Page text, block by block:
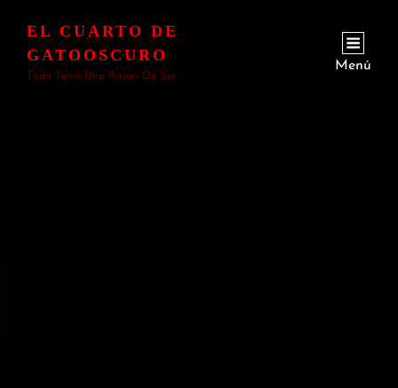
EL CUARTO DE
GATOOSCURO
Todo Tiene Una Razón De Ser
Menú